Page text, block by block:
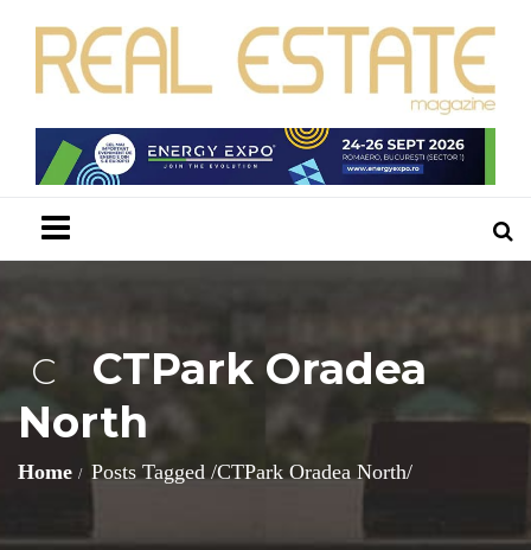
C
CTPark Oradea
North
Home Posts Tagged /CTPark Oradea North/